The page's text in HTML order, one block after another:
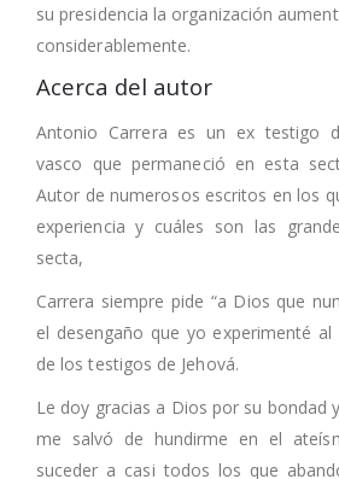
su presidencia la organización
considerablemente.
Acerca del autor
Antonio Carrera es un ex testigo
vasco que permaneció en esta
Autor de numerosos escritos en los
experiencia y cuáles son las
secta,
Carrera siempre pide “a Dios que
el desengaño que yo experimenté al
de los testigos de Jehová.
Le doy gracias a Dios por su bondad
me salvó de hundirme en el
suceder a casi todos los que